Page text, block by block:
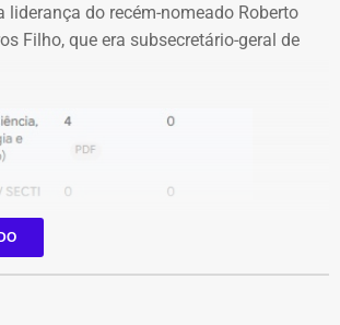
liderança do recém-nomeado Roberto
Filho, que era subsecretário-geral de